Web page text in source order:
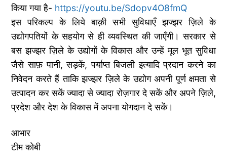
किया गया है- https://youtu.be/Sdopv4O8fmQ
इस परिकल्प के लिये बाक़ी सभी सुविधाएँ झज्झर ज़िले के
उद्योगपतियों के सहयोग से ही व्यवस्थित की जाएँगी। सरकार से
बस झज्झर ज़िले के उद्योगों के विकास और उन्हें मूल भूत सुविधा
जैसे साफ़ पानी, सड़कें, पर्याप्त बिजली इत्यादि प्रदान करने का
निवेदन करते हैं ताकि झज्झर ज़िले के उद्योग अपनी पूर्ण क्षमता से
उत्पादन कर सकें ज्यादा से ज्यादा रोज़गार दे सकें और अपने ज़िले,
प्रदेश और देश के विकास में अपना योगदान दे सकें।
आभार
टीम कोबी